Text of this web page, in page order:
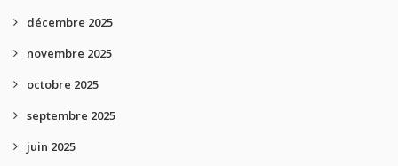
décembre 2025
novembre 2025
octobre 2025
septembre 2025
juin 2025